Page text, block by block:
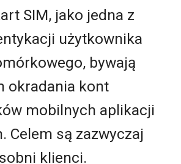
SIM, jako jedna z
użytkownika
bywają
okradania kont
mobilnych aplikacji
Celem są zazwyczaj
klienci.